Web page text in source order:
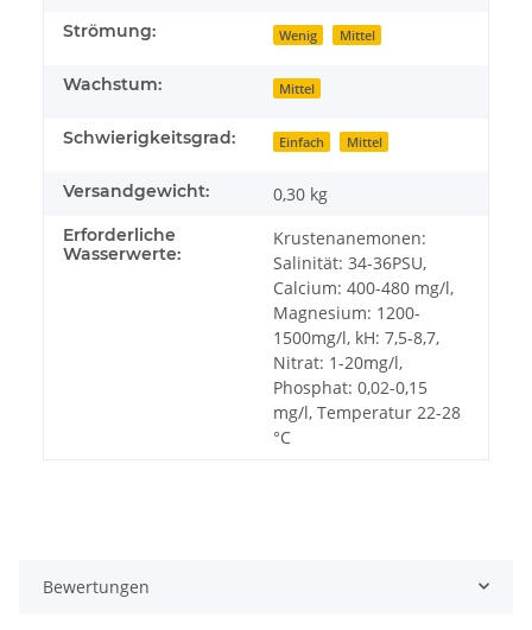
Strömung: Wenig Mittel
Wachstum: Mittel
Schwierigkeitsgrad: Einfach Mittel
Versandgewicht: 0,30 kg
Erforderliche
Wasserwerte:
Krustenanemonen:
Salinität: 34-36PSU,
Calcium: 400-480 mg/l,
Magnesium: 1200-
1500mg/l, kH: 7,5-8,7,
Nitrat: 1-20mg/l,
Phosphat: 0,02-0,15
mg/l, Temperatur 22-28
°C
Bewertungen